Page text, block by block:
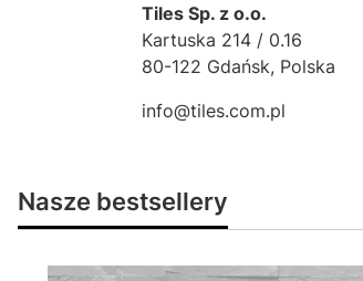
Tiles Sp. z o.o.
Kartuska 214 / 0.16
80-122 Gdańsk, Polska
info@tiles.com.pl
Nasze bestsellery